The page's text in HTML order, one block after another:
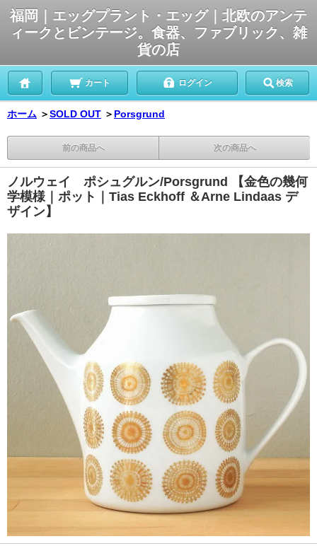
福岡｜エッグプラント・エッグ｜北欧のアンテ
ィークとビンテージ。食器、ファブリック、雑
貨の店
カート ログイン 検索
ホーム ＞SOLD OUT ＞ Porsgrund
前の商品へ 次の商品へ
ノルウェイ ポシュグルン/Porsgrund 【金色の幾何
学模様｜ポット｜Tias Eckhoff ＆Arne Lindaas デ
ザイン】